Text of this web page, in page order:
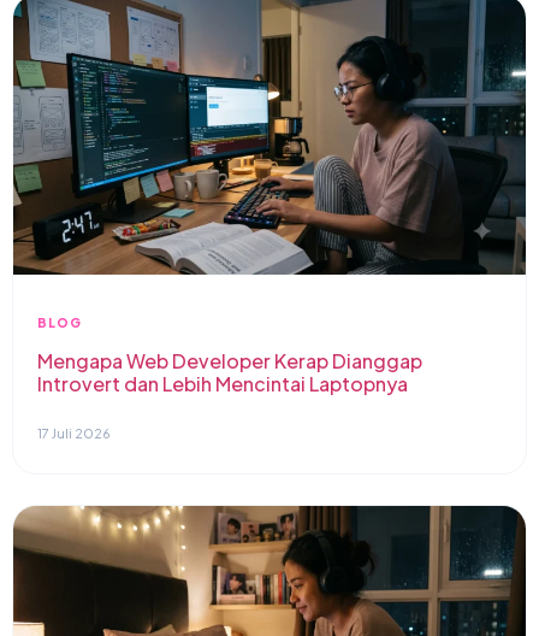
BLOG
Mengapa Web Developer Kerap Dianggap
Introvert dan Lebih Mencintai Laptopnya
17 Juli 2026